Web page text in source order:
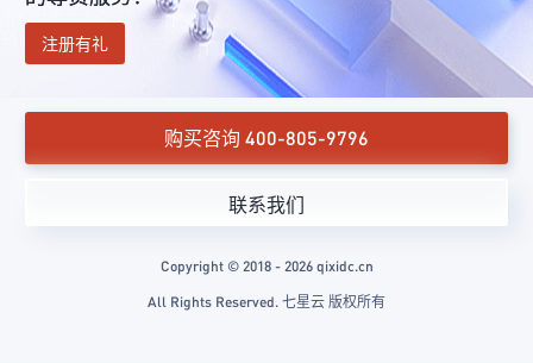
注册有礼
购买咨询 400-805-9796
联系我们
Copyright © 2018 - 2026 qixidc.cn
All Rights Reserved. 七星云 版权所有